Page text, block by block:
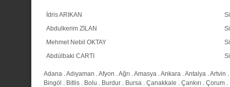
İdris ARIKAN
Abdulkerim ZİLAN
Mehmet Nebil OKTAY
Abdülbaki CARTI
Adana .Adıyaman .Afyon .Ağrı .Amasya .Ankara .Antalya .Artvin .
Bingöl . Bitlis . Bolu . Burdur . Bursa . Çanakkale . Çankırı . Çorum .